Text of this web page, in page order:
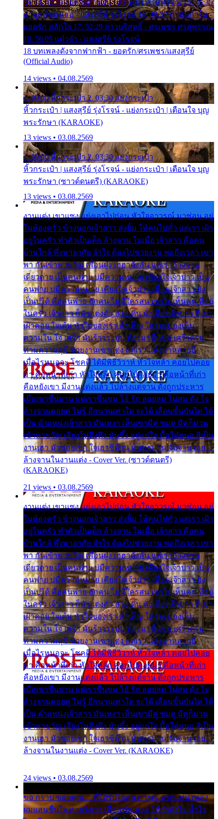
ใจ 14. 42:49 ไอ้หวังตายแน่ - ศรเพชร ศรสุพรรณ 15. 46:35
ธาตุแท้ของเธอ - แสงสุรีย์ รุ่งโรจน์ 16. 49:57 กำนันกำใน -
ยอดรัก สลักใจ 17. 52:29 สาวบริสุทธิ์ - ศรเพชร ศรสุพรรณ
18. 56:05 แต๋วจ๋า - แสงสุรีย์ รุ่งโรจน์
18 บทเพลงดังจากฟากฟ้า - ยอดรัก/ศรเพชร/แสงสุรีย์
(Official Audio)
14 views • 04.08.2569
1. 00:00 หิ้วกระเป๋า 2. 03:30 แย่งกระเป๋า
หิ้วกระเป๋า | แสงสุรีย์ รุ่งโรจน์ - แย่งกระเป๋า | เตือนใจ บุญ
พระรักษา (KARAOKE)
13 views • 03.08.2569
1. 00:00 หิ้วกระเป๋า 2. 03:30 แย่งกระเป๋า
หิ้วกระเป๋า | แสงสุรีย์ รุ่งโรจน์ - แย่งกระเป๋า | เตือนใจ บุญ
พระรักษา (ซาวด์ดนตรี) (KARAOKE)
13 views • 03.08.2569
งานแต่ง เขาแซง แย่งเอาไปก่อน หัวใจอาวรณ์ มาซ่อน อยู่
ในห้องครัว ข้างนอกเจ้าสาว ส่งยิ้ม ให้คนไปทั่ว แต่เรา เฝ้า
อยู่ในครัว ทำตัวเป็นเด็ก ล้างจาน ในเมื่อ เจ้าสาว คือคน
บ้านใกล้ พึ่งพาอาศัย จำใจ ต้องไปช่วยงาน พอถึงเวลา เขา
พา กันเข้าพาขวัญ เพื่อนฝูง เฮฮาดังลั่น แต่เราล้างจาน
เดียวดาย เป็นคนพ่าย บ่มีความหมาย เคียงใจเจ้าบ่าว เป็น
คนพ่าย บ่มีความหมาย เคียงใจเจ้าบ่าว เพื่อนเจ้าสาว ยัง
เป็นบ่ได้ คือคนพ่าย ฮักคน ไม่มีใครสน เขาไม่เห็นคน ที่อยู่
ในครัว เจ้าสาว ก็มัวแต่งตัว สวยเด่น นั่งเคียงเจ้าบ่าว ที่เขา
เฝ้าคอย ใจเต้น หัวใจของเรา ลำเค็ญ ใครจะมองเห็น
ความใน ใจ เศร้า มันร้าวระบม ต้องมาขื่นขม เศร้าตรม
ท่ามความสุขี ช่วยงานเขาแต่ง แต่เรา แล้งมาหลายปี
เมื่อไรหนอจะ โชคดี ได้มีพิธีวิวาห์ หัวใจหล้า คอยไปคอย
มา คือหน้าที่เก่า หัวใจหล้า คอยไปคอยมา คือหน้าที่เก่า
คือหยังเขา มีงานแต่งแล้ว ไปล้างแต่จาน ดั่งถูกประหาร
เมื่อเขาชื่นบาน แต่เราขื่นขม โอ้ รัก ลอยลม ไม่สม ดัง ใจ
ล้างจานคอยคู่ ไม่รู้ อีกนานเท่าใด จะได้ เลื่อนขั้นบันได ได้
เป็น ตำแหน่งเจ้าสาว มันเหงา เห็นเขามีคู่ ซมดู มีคู่ก็ม่วน
เข้าพาขวัญ เสียงโห่ตึงตึง มันซึ้ง อยู่แก่ใจ มื้อใด๋หนอ สิเป็น
งานเฮา มัวซอยเขา ใจเฮาซิด้าน มันทรมาน จับจาน เอย…
ล้างจานในงานแต่ง - Cover Ver. (ซาวด์ดนตรี)
(KARAOKE)
21 views • 03.08.2569
งานแต่ง เขาแซง แย่งเอาไปก่อน หัวใจอาวรณ์ มาซ่อน อยู่
ในห้องครัว ข้างนอกเจ้าสาว ส่งยิ้ม ให้คนไปทั่ว แต่เรา เฝ้า
อยู่ในครัว ทำตัวเป็นเด็ก ล้างจาน ในเมื่อ เจ้าสาว คือคน
บ้านใกล้ พึ่งพาอาศัย จำใจ ต้องไปช่วยงาน พอถึงเวลา เขา
พา กันเข้าพาขวัญ เพื่อนฝูง เฮฮาดังลั่น แต่เราล้างจาน
เดียวดาย เป็นคนพ่าย บ่มีความหมาย เคียงใจเจ้าบ่าว เป็น
คนพ่าย บ่มีความหมาย เคียงใจเจ้าบ่าว เพื่อนเจ้าสาว ยัง
เป็นบ่ได้ คือคนพ่าย ฮักคน ไม่มีใครสน เขาไม่เห็นคน ที่อยู่
ในครัว เจ้าสาว ก็มัวแต่งตัว สวยเด่น นั่งเคียงเจ้าบ่าว ที่เขา
เฝ้าคอย ใจเต้น หัวใจของเรา ลำเค็ญ ใครจะมองเห็น
ความใน ใจ เศร้า มันร้าวระบม ต้องมาขื่นขม เศร้าตรม
ท่ามความสุขี ช่วยงานเขาแต่ง แต่เรา แล้งมาหลายปี
เมื่อไรหนอจะ โชคดี ได้มีพิธีวิวาห์ หัวใจหล้า คอยไปคอย
มา คือหน้าที่เก่า หัวใจหล้า คอยไปคอยมา คือหน้าที่เก่า
คือหยังเขา มีงานแต่งแล้ว ไปล้างแต่จาน ดั่งถูกประหาร
เมื่อเขาชื่นบาน แต่เราขื่นขม โอ้ รัก ลอยลม ไม่สม ดัง ใจ
ล้างจานคอยคู่ ไม่รู้ อีกนานเท่าใด จะได้ เลื่อนขั้นบันได ได้
เป็น ตำแหน่งเจ้าสาว มันเหงา เห็นเขามีคู่ ซมดู มีคู่ก็ม่วน
เข้าพาขวัญ เสียงโห่ตึงตึง มันซึ้ง อยู่แก่ใจ มื้อใด๋หนอ สิเป็น
งานเฮา มัวซอยเขา ใจเฮาซิด้าน มันทรมาน จับจาน เอย…
ล้างจานในงานแต่ง - Cover Ver. (KARAOKE)
24 views • 03.08.2569
ขอ กราบ ขอบคุณ.... ที่ได้รับไออุ่น การุณ จากแฟน เพลง
ผมแสนชื่นใจ หายวังเวง เมื่อแฟนเพลง ให้กำลังใจ น้ำใจ